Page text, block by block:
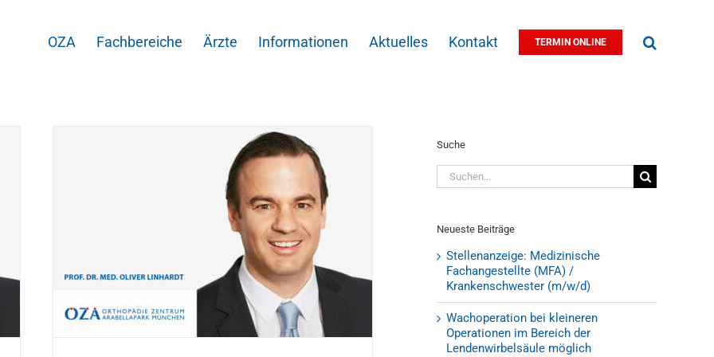
OZA Fachbereiche Ärzte Informationen Aktuelles Kontakt TERMIN ONLINE
Suche
Suche
nach:
Neueste Beiträge
Stellenanzeige: Medizinische
Fachangestellte (MFA) /
Krankenschwester (m/w/d)
Wachoperation bei kleineren
Operationen im Bereich der
Lendenwirbelsäule möglich